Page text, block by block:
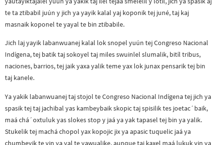
te ta ztibabil juún y jich ya yayik kalal yaj koponik tej juné, taj kaj
masnaik koponel te yayal te bin ztibabile.
Jich laj yayik labanwuanej kalal lok snopel yuún tej Congreso Nacional
Indígena, tej batik taj sokoyel taj miles swuinlel slumalik, bitíl tribus,
naciones, barrios, tej jaik yaxa yalik teme yax lok junax pensarik tej bin
taj kanele.
Ya yakik labanwuanej taj stojol te Congreso Nacional Indígena tej jich ya
spasik tej taj jachibal yas kambeybaik skopic taj spisilik tes joetac´baik,
maá chá´oxtuluk yas slokes stop y jaá ya yak tapasel tej bin ya yalik.
Stukelik tej machá chopol yax kopojic jix ya apasic tuquelic jaá ya
chumbeyik te vin ya yal te yawualike, aunque taj kaxel maá lukuk vin ya